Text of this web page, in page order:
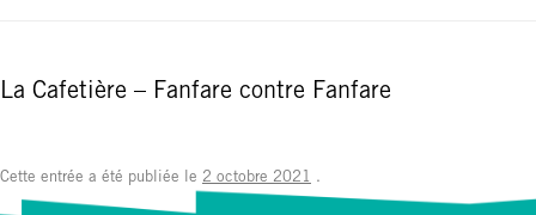
La Cafetière – Fanfare contre Fanfare
Cette entrée a été publiée le 2 octobre 2021 .